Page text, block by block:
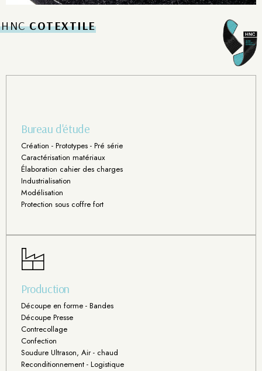
HNCCOTEXTILE
Bureau d'étude
Création - Prototypes - Pré série
Caractérisation matériaux
Élaboration cahier des charges
Industrialisation
Modélisation
Protection sous coffre fort
Production
Découpe en forme - Bandes
Découpe Presse
Contrecollage
Confection
Soudure Ultrason, Air - chaud
Reconditionnement - Logistique